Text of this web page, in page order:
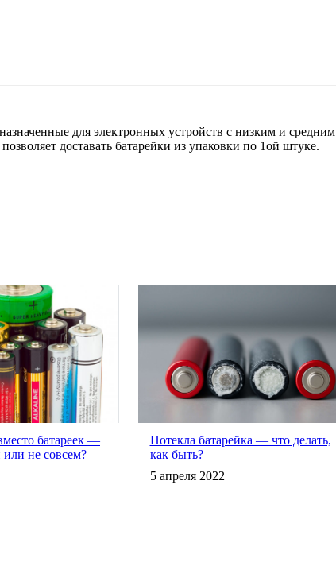
для электронных устройств с низким и средним
доставать батарейки из упаковки по 1ой штуке.
батареек —
не совсем?
Потекла батарейка — что делать,
как быть?
5 апреля 2022